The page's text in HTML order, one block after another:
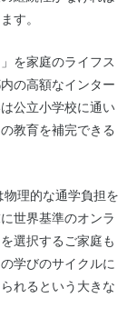
す。
を家庭のライフス
の高額なインター
公立小学校に通い
教育を補完できる
理的な通学負担を
世界基準のオンラ
選択するご家庭も
学びのサイクルに
れるという大きな